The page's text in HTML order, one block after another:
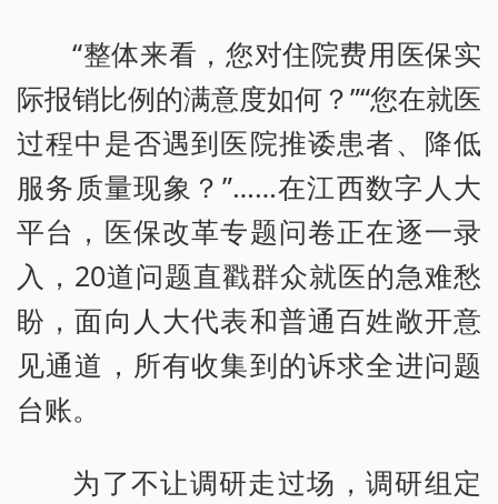
“整体来看，您对住院费用医保实
际报销比例的满意度如何？”“您在就医
过程中是否遇到医院推诿患者、降低
服务质量现象？”……在江西数字人大
平台，医保改革专题问卷正在逐一录
入，20道问题直戳群众就医的急难愁
盼，面向人大代表和普通百姓敞开意
见通道，所有收集到的诉求全进问题
台账。
为了不让调研走过场，调研组定